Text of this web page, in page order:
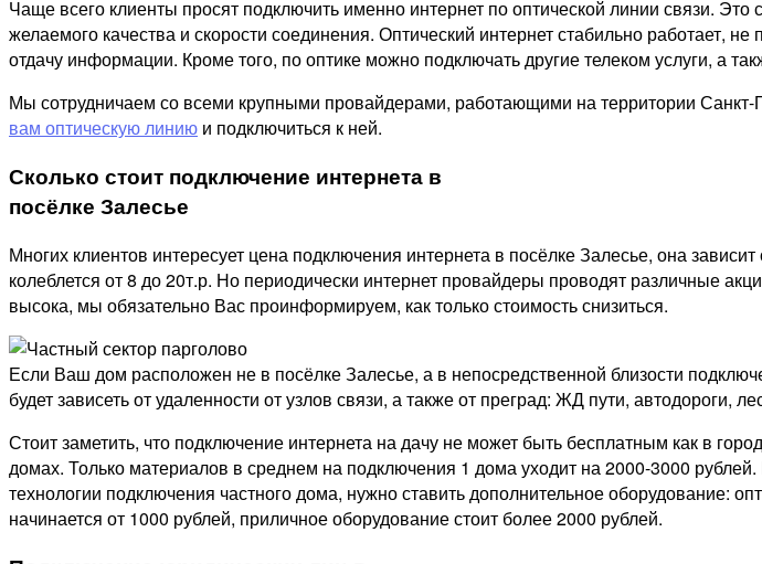
Чаще всего клиенты просят подключить именно интернет по оптической линии связи.
желаемого качества и скорости соединения. Оптический интернет стабильно работает,
отдачу информации. Кроме того, по оптике можно подключать другие телеком услуги, а
Мы сотрудничаем со всеми крупными провайдерами, работающими на территории
вам оптическую линию и подключиться к ней.
Сколько стоит подключение интернета в
посёлке Залесье
Многих клиентов интересует цена подключения интернета в посёлке Залесье, она
колеблется от 8 до 20т.р. Но периодически интернет провайдеры проводят различные
высока, мы обязательно Вас проинформируем, как только стоимость снизиться.
Если Ваш дом расположен не в посёлке Залесье, а в непосредственной близости
будет зависеть от удаленности от узлов связи, а также от преград: ЖД пути, автодороги,
Стоит заметить, что подключение интернета на дачу не может быть бесплатным как в
домах. Только материалов в среднем на подключения 1 дома уходит на 2000-3000
технологии подключения частного дома, нужно ставить дополнительное оборудование:
начинается от 1000 рублей, приличное оборудование стоит более 2000 рублей.